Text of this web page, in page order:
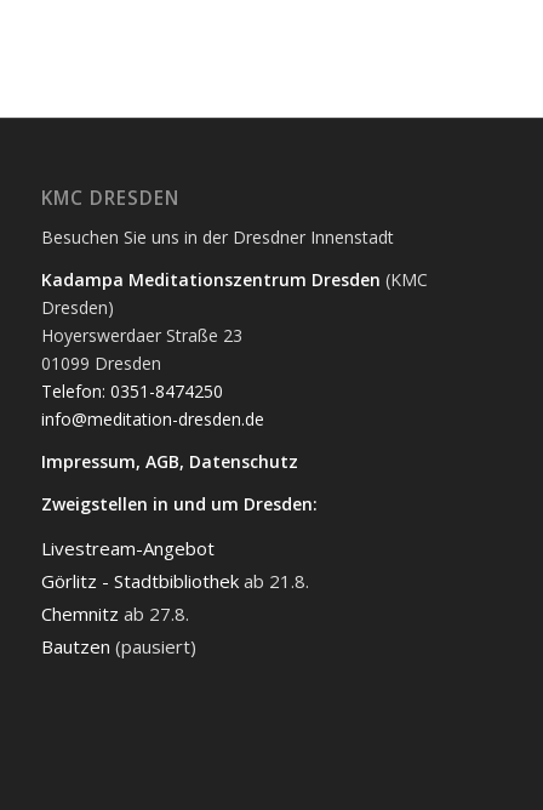
KMC DRESDEN
Besuchen Sie uns in der Dresdner Innenstadt
Kadampa Meditationszentrum Dresden (KMC
Dresden)
Hoyerswerdaer Straße 23
01099 Dresden
Telefon: 0351-8474250
info@meditation-dresden.de
Impressum, AGB, Datenschutz
Zweigstellen in und um Dresden:
Livestream-Angebot
Görlitz - Stadtbibliothekab 21.8.
Chemnitz ab 27.8.
Bautzen (pausiert)